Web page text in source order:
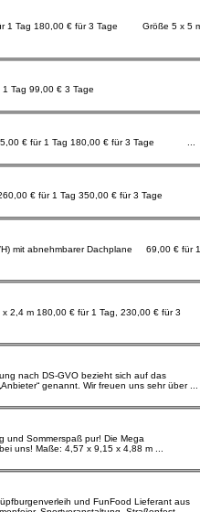
Hüpfburg „Teddy Burg“ Grösse 3,60 x 4,0 m 95,00 € für 1 Tag 180,00 € für 3 Tage ...
Angebot von Happy-Hop-Wob.de, nachfolgend „Anbieter“ genannt. Wir freuen uns sehr über ...
Wasserrustsche für absoluten Sommerspaß nur bei uns! Maße: 4,57 x 9,15 x 4,88 m ...